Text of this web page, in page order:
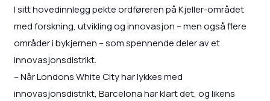
I sitt hovedinnlegg pekte ordføreren på Kjeller-området
med forskning, utvikling og innovasjon – men også flere
områder i bykjernen – som spennende deler av et
innovasjonsdistrikt.
– Når Londons White City har lykkes med
innovasjonsdistrikt, Barcelona har klart det, og likens